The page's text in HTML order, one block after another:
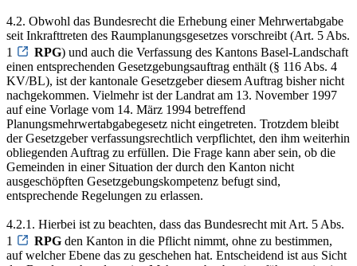
4.2. Obwohl das Bundesrecht die Erhebung einer Mehrwertabgabe
seit Inkrafttreten des Raumplanungsgesetzes vorschreibt (Art. 5 Abs.
1
RPG) und auch die Verfassung des Kantons Basel-Landschaft
einen entsprechenden Gesetzgebungsauftrag enthält (§ 116 Abs. 4
KV/BL), ist der kantonale Gesetzgeber diesem Auftrag bisher nicht
nachgekommen. Vielmehr ist der Landrat am 13. November 1997
auf eine Vorlage vom 14. März 1994 betreffend
Planungsmehrwertabgabegesetz nicht eingetreten. Trotzdem bleibt
der Gesetzgeber verfassungsrechtlich verpflichtet, den ihm weiterhin
obliegenden Auftrag zu erfüllen. Die Frage kann aber sein, ob die
Gemeinden in einer Situation der durch den Kanton nicht
ausgeschöpften Gesetzgebungskompetenz befugt sind,
entsprechende Regelungen zu erlassen.
4.2.1. Hierbei ist zu beachten, dass das Bundesrecht mit Art. 5 Abs.
1
RPG den Kanton in die Pflicht nimmt, ohne zu bestimmen,
auf welcher Ebene das zu geschehen hat. Entscheidend ist aus Sicht